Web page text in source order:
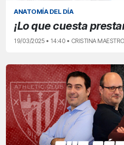
ANATOMÍA DEL DÍA
¡Lo que cuesta
19/03/2025 • 14:40 • CRISTINA MAESTRO